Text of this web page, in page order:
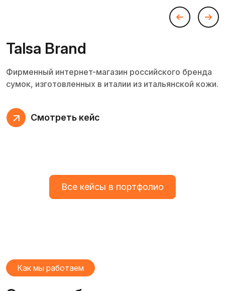
Talsa Brand
Фирменный интернет-магазин российского бренда
сумок, изготовленных в италии из итальянской кожи.
Смотреть кейс
Все кейсы в портфолио
Как мы работаем